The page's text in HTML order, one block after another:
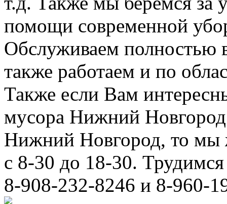
помощи современной
Обслуживаем полностью
также работаем и по
Также если Вам
мусора Нижний
Нижний Новгород, то мы
с 8-30 до 18-30.
8-908-232-8246 и 8-960-